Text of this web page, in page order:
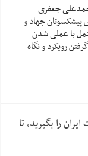
جعفری
پیشکسوتان جهاد و
با عملی شدن
رویکرد و نگاه
را بگیرید، تا